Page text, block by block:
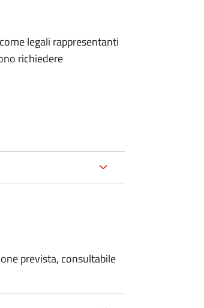
legali rappresentanti
richiedere
prevista, consultabile